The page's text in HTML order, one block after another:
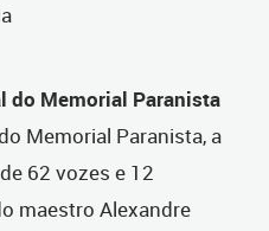
do Memorial Paranista
Memorial Paranista, a
62 vozes e 12
maestro Alexandre